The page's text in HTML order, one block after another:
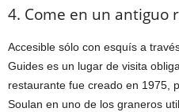
4. Come en un antiguo
Accesible sólo con esquís a
Guides es un lugar de visita
restaurante fue creado en 1975,
Soulan en uno de los graneros